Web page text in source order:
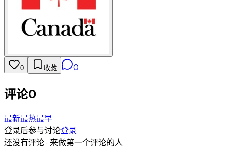
0 收藏 0
评论0
最新最热最早
登录后参与讨论登录
还没有评论 · 来做第一个评论的人